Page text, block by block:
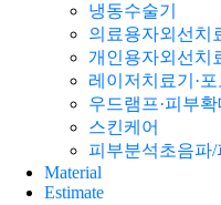
냉동수술기
의료용자외선치
개인용자외선치
레이저치료기·
우드램프·피부확
스킨케어
피부분석초음파
Material
Estimate